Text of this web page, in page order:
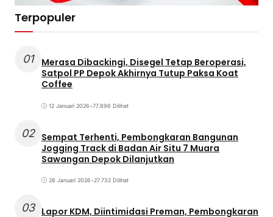
Terpopuler
01
Merasa Dibackingi, Disegel Tetap Beroperasi,
Satpol PP Depok Akhirnya Tutup Paksa Koat
Coffee
12 Januari 2026•77.896 Dilihat
02 Sempat Terhenti, Pembongkaran Bangunan
Jogging Track di Badan Air Situ 7 Muara
Sawangan Depok Dilanjutkan
28 Januari 2026•27.732 Dilihat
03 Lapor KDM, Diintimidasi Preman, Pembongkaran